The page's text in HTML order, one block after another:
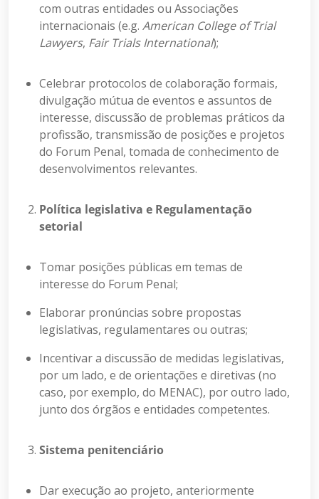
com outras entidades ou Associações
internacionais (e.g. American College of Trial
Lawyers, Fair Trials International);
Celebrar protocolos de colaboração formais,
divulgação mútua de eventos e assuntos de
interesse, discussão de problemas práticos da
profissão, transmissão de posições e projetos
do Forum Penal, tomada de conhecimento de
desenvolvimentos relevantes.
Política legislativa e Regulamentação
setorial
Tomar posições públicas em temas de
interesse do Forum Penal;
Elaborar pronúncias sobre propostas
legislativas, regulamentares ou outras;
Incentivar a discussão de medidas legislativas,
por um lado, e de orientações e diretivas (no
caso, por exemplo, do MENAC), por outro lado,
junto dos órgãos e entidades competentes.
Sistema penitenciário
Dar execução ao projeto, anteriormente